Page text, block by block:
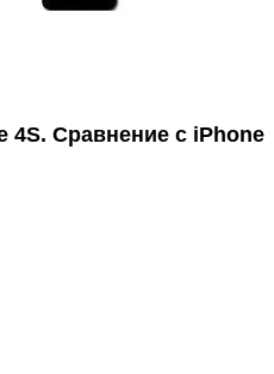
4S. Сравнение с iPhone